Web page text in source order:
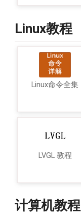
Linux教程
Linux命令全集
LVGL 教程
计算机教程